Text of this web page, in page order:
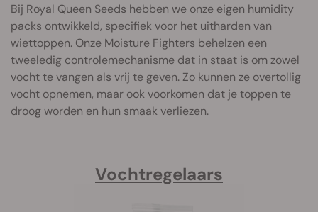
Bij Royal Queen Seeds hebben we onze eigen humidity
packs ontwikkeld, specifiek voor het uitharden van
wiettoppen. Onze Moisture Fighters behelzen een
tweeledig controlemechanisme dat in staat is om zowel
vocht te vangen als vrij te geven. Zo kunnen ze overtollig
vocht opnemen, maar ook voorkomen dat je toppen te
droog worden en hun smaak verliezen.
Vochtregelaars